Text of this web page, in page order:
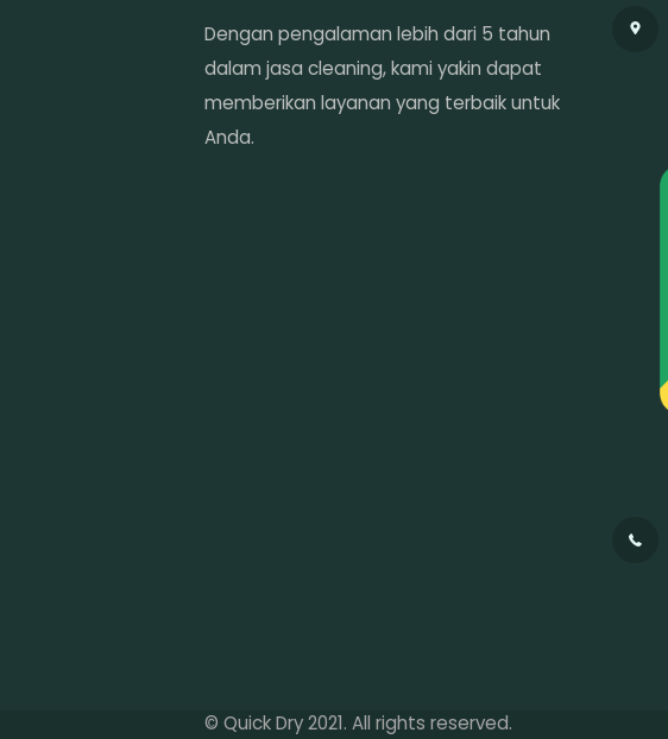
Dengan pengalaman lebih dari 5 tahun
dalam jasa cleaning, kami yakin dapat
memberikan layanan yang terbaik untuk
Anda.
© Quick Dry 2021. All rights reserved.